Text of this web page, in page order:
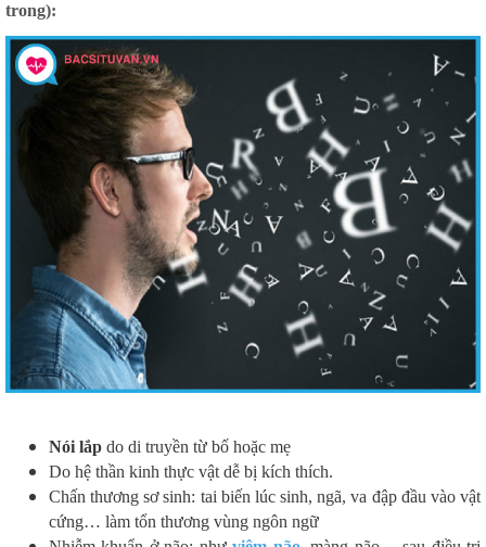
trong):
Nói lắp do di truyền từ bố hoặc mẹ
Do hệ thần kinh thực vật dễ bị kích thích.
Chấn thương sơ sinh: tai biến lúc sinh, ngã, va đập đầu vào vật
cứng… làm tổn thương vùng ngôn ngữ